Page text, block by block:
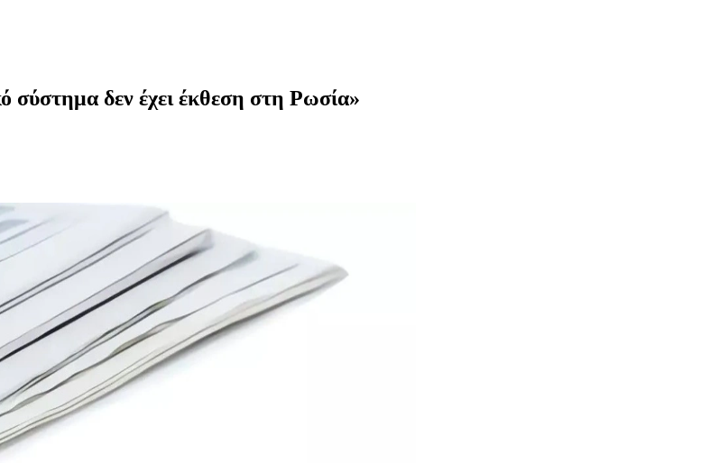
σύστημα δεν έχει έκθεση στη Ρωσία»